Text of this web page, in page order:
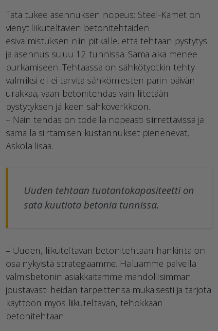
Tätä tukee asennuksen nopeus: Steel-Kamet on
vienyt liikuteltavien betonitehtaiden
esivalmistuksen niin pitkälle, että tehtaan pystytys
ja asennus sujuu 12 tunnissa. Sama aika menee
purkamiseen. Tehtaassa on sähkötyötkin tehty
valmiiksi eli ei tarvita sähkömiesten parin päivän
urakkaa, vaan betonitehdas vain liitetään
pystytyksen jälkeen sähköverkkoon.
– Näin tehdas on todella nopeasti siirrettävissä ja
samalla siirtämisen kustannukset pienenevät,
Askola lisää.
Uuden tehtaan tuotantokapasiteetti on
sata kuutiota betonia tunnissa.
– Uuden, liikuteltavan betonitehtaan hankinta on
osa nykyistä strategiaamme. Haluamme palvella
valmisbetonin asiakkaitamme mahdollisimman
joustavasti heidän tarpeittensa mukaisesti ja tarjota
käyttöön myös liikuteltavan, tehokkaan
betonitehtaan.